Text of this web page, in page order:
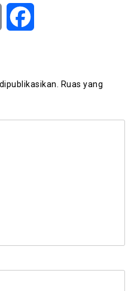
Email
Ruas yang